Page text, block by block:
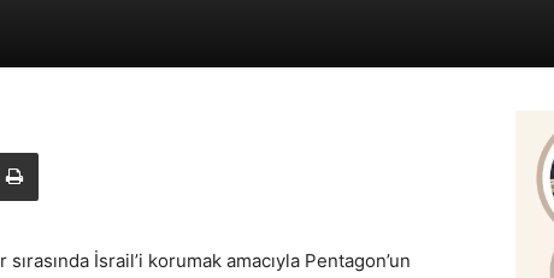
İsrail’i korumak amacıyla Pentagon’un